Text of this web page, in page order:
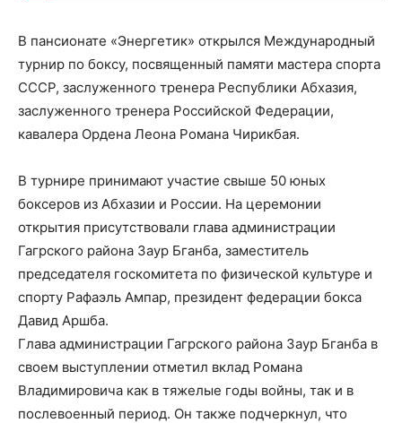
В пансионате «Энергетик» открылся Международный
турнир по боксу, посвященный памяти мастера спорта
СССР, заслуженного тренера Республики Абхазия,
заслуженного тренера Российской Федерации,
кавалера Ордена Леона Романа Чирикбая.
В турнире принимают участие свыше 50 юных
боксеров из Абхазии и России. На церемонии
открытия присутствовали глава администрации
Гагрского района Заур Бганба, заместитель
председателя госкомитета по физической культуре и
спорту Рафаэль Ампар, президент федерации бокса
Давид Аршба.
Глава администрации Гагрского района Заур Бганба в
своем выступлении отметил вклад Романа
Владимировича как в тяжелые годы войны, так и в
послевоенный период. Он также подчеркнул, что